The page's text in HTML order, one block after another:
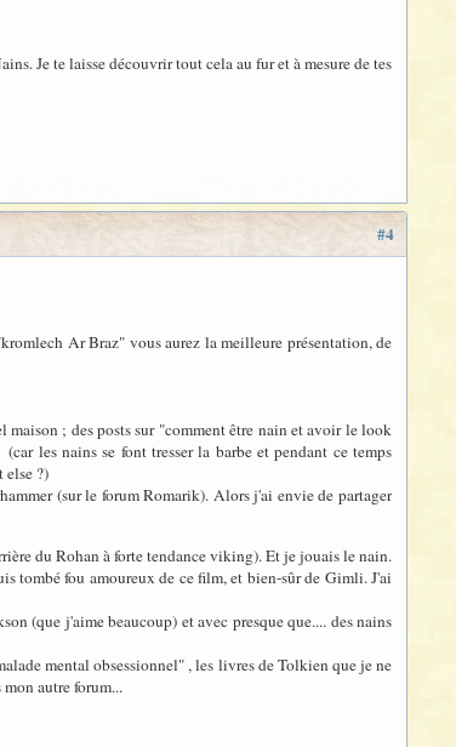
Je te laisse découvrir tout cela au fur et à mesure de tes
#4
Ar Braz" vous aurez la meilleure présentation, de
maison ; des posts sur "comment être nain et avoir le look
les nains se font tresser la barbe et pendant ce temps
else ?)
(sur le forum Romarik). Alors j'ai envie de partager
du Rohan à forte tendance viking). Et je jouais le nain.
tombé fou amoureux de ce film, et bien-sûr de Gimli. J'ai
(que j'aime beaucoup) et avec presque que.... des nains
mental obsessionnel" , les livres de Tolkien que je ne
autre forum...